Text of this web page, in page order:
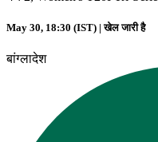
May 30, 18:30 (IST) |खेल जारी है
बांग्लादेश